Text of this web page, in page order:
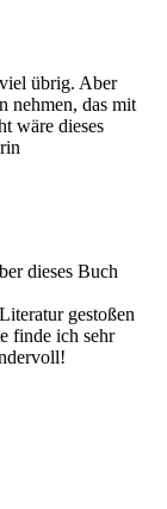
übrig. Aber
nehmen, das mit
wäre dieses
dieses Buch
gestoßen
finde ich sehr